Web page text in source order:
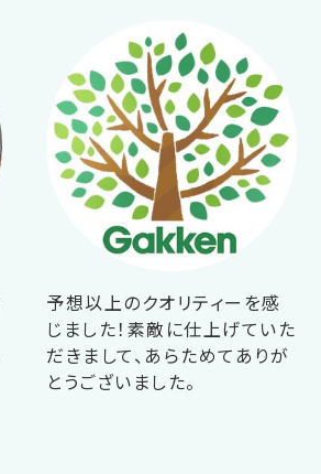
予想以上のクオリティーを感
じました！素敵に仕上げていた
だきまして、あらためてありが
とうございました。